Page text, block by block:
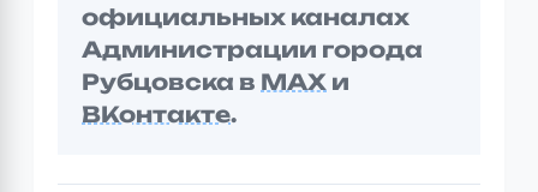
официальных каналах
Администрации города
Рубцовска в MAX и
ВКонтакте.